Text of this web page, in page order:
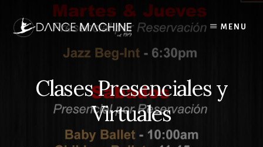
content
MENU
Clases Presenciales y
Virtuales